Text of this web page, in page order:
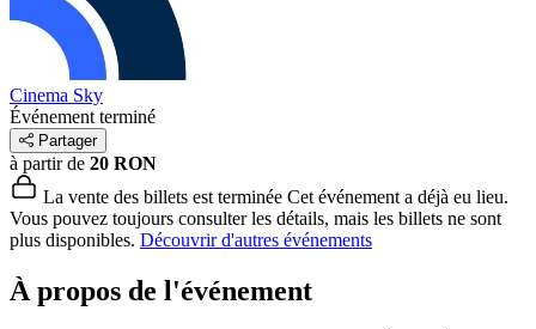
Cinema Sky
Événement terminé
Partager
à partir de 20 RON
La vente des billets est terminée Cet événement a déjà eu lieu.
Vous pouvez toujours consulter les détails, mais les billets ne sont
plus disponibles. Découvrir d'autres événements
À propos de l'événement